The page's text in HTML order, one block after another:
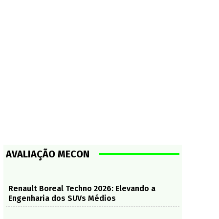
AVALIAÇÃO MECON
Renault Boreal Techno 2026: Elevando a
Engenharia dos SUVs Médios